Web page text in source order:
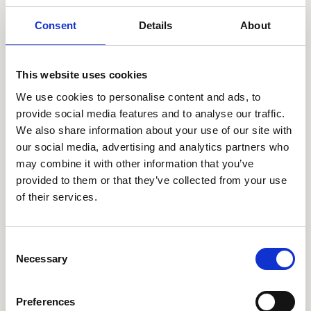
Consent Details About
This website uses cookies
We use cookies to personalise content and ads, to
provide social media features and to analyse our traffic.
We also share information about your use of our site with
our social media, advertising and analytics partners who
may combine it with other information that you’ve
provided to them or that they’ve collected from your use
of their services.
Selection
Necessary
Preferences
ONLINE EVENT DEUTSCH
Transformation der Kommunikation per
Mitarbeiter-App am Friedrich-Ebert-
Krankenhaus (FEK) Neumünster
Details
Sales Operations mit einer Mitarbeiter-
Erfahrungen